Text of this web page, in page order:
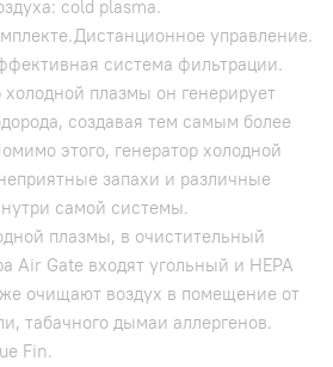
cold plasma.
управление.
система фильтрации.
плазмы он генерирует
создавая тем самым более
этого, генератор холодной
запахи и различные
самой системы.
плазмы, в очистительный
Air Gate входят угольный и HEPA
очищают воздух в помещение от
табачного дымаи аллергенов.
Fin.